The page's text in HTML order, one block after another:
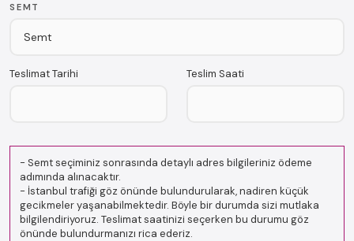
SEMT
Teslimat Tarihi Teslim Saati
- Semt seçiminiz sonrasında detaylı adres bilgileriniz ödeme
adımında alınacaktır.
- İstanbul trafiği göz önünde bulundurularak, nadiren küçük
gecikmeler yaşanabilmektedir. Böyle bir durumda sizi mutlaka
bilgilendiriyoruz. Teslimat saatinizi seçerken bu durumu göz
önünde bulundurmanızı rica ederiz.